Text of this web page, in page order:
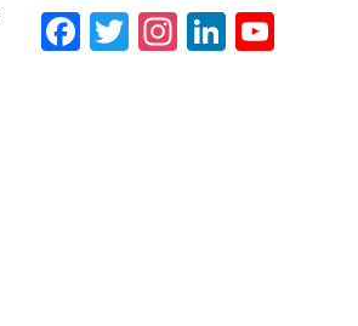
Facebook
Twitter
Instagram
LinkedIn